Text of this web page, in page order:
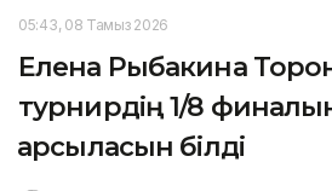
05:43, 08 Тамыз 2026
Елена Рыбакина
турнирдің 1/8
қарсыласын білді